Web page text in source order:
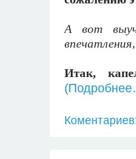
А вот
Итак,